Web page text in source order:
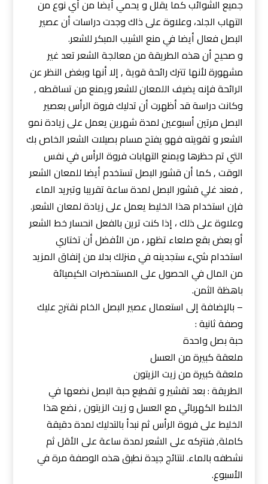
جميع الشوائب كما يقلل و يحمي أيضا من أي نوع من
التهاب الجلد، وعلاوة على ذاك وجدت دراسات أن عصير
البصل فعال أيضا في منع الشيب المبكر للشعر.
و صحيح أن هذه الطريقة من معالجة الشعر تعد غير
مشهورة لأنها تترك رائحة قوية , إلا أنها وبغض النظر عن
الرائحة فإنه يضيف اللمعان للشعر ويمنع من تساقطه ,
وكانت دراسة قد أظهرت أن تدليك فروة الرأس بعصير
البصل مرتين أسبوعين لمدة شهرين يعمل على زيادة نمو
الشعر و تقويته فهو يفتح مسام بصيلات الشعر الخاص بك
التي تم حظرها ويمنع التهابات فروة الرأس في نفس
الوقت , كما أن قشور البصل تستخدم أيضا للمعان الشعر
, فعند غلي قشور البصل لمدة ساعة تقريبا وتبريد الماء
فإن استخدام هذا الخليط يعمل على زيادة لمعان الشعر.
وعلاوة على ذلك ، إذا كنت ترين بالفعل انحسار خط الشعر
أو بعض بقع صلعاء تظهر ، من الأفضل أن تختاري
استخدام شيء ستجدينه في منزلك بدلا من إنفاق المزيد
من المال في الحصول على المستحضرات الكيميائة
باهظة الثمن.
– بالإضافة إلى استعمال عصير البصل الخام نقترح عليك
وصفة ثانية :
حبة بصل واحدة
ملعقة كبيرة من العسل
ملعقة كبيرة من زيت الزيتون
الطريقة : بعد تقشير و تقطيع حبة البصل نضعها في
الخلاط الكهربائي مع العسل و زيت الزيتون , نضع هذا
الخليط على فروة الرأس ثم نبدأ بالتدليك لمدة دقيقة
كاملة, فنتركه على الشعر لمدة ساعة على الأقل ثم
نشطفه بالماء. لنتائج جيدة نطبق هذه الوصفة مرة في
الأسبوع.